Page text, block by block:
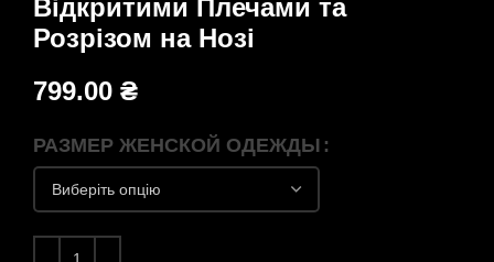
Відкритими Плечами та
Розрізом на Нозі
799.00 ₴
РАЗМЕР ЖЕНСКОЙ ОДЕЖДЫ
Жіноча Літня Пудрова Сукня Міді в